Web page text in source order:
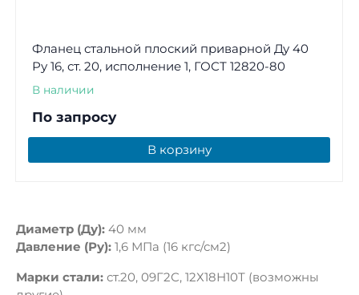
Фланец стальной плоский приварной Ду 40
Ру 16, ст. 20, исполнение 1, ГОСТ 12820-80
В наличии
По запросу
В корзину
Диаметр (Ду): 40 мм
Давление (Ру): 1,6 МПа (16 кгс/см2)
Марки стали: ст.20, 09Г2С, 12Х18Н10Т (возможны